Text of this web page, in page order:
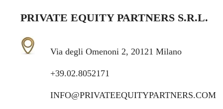
PRIVATE EQUITY PARTNERS S.R.L.
Via degli Omenoni 2, 20121 Milano
+39.02.8052171
INFO@PRIVATEEQUITYPARTNERS.COM